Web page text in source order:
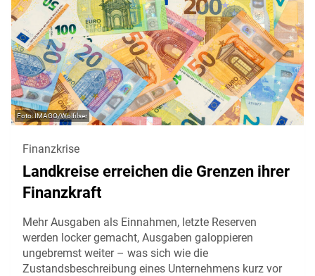
IMAGO/Wolfilser
Finanzkrise
Landkreise erreichen die Grenzen ihrer
Finanzkraft
Mehr Ausgaben als Einnahmen, letzte Reserven
werden locker gemacht, Ausgaben galoppieren
ungebremst weiter – was sich wie die
Zustandsbeschreibung eines Unternehmens kurz vor